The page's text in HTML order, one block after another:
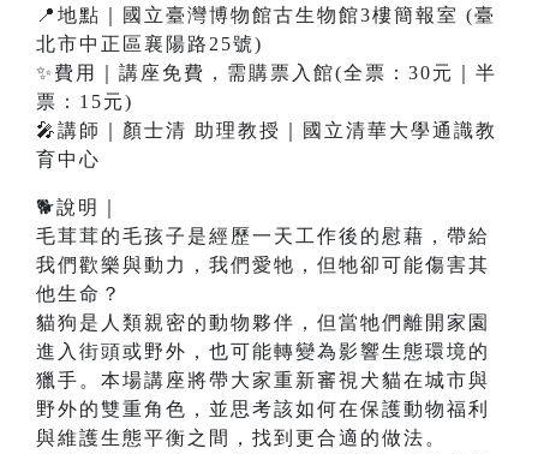
📍地點｜國立臺灣博物館古生物館3樓簡報室 (臺
北市中正區襄陽路25號)
✨費用｜講座免費，需購票入館(全票：30元｜半
票：15元)
🎤講師｜顏士清 助理教授｜國立清華大學通識教
育中心
🐕說明｜
毛茸茸的毛孩子是經歷一天工作後的慰藉，帶給
我們歡樂與動力，我們愛牠，但牠卻可能傷害其
他生命？
貓狗是人類親密的動物夥伴，但當牠們離開家園
進入街頭或野外，也可能轉變為影響生態環境的
獵手。本場講座將帶大家重新審視犬貓在城市與
野外的雙重角色，並思考該如何在保護動物福利
與維護生態平衡之間，找到更合適的做法。